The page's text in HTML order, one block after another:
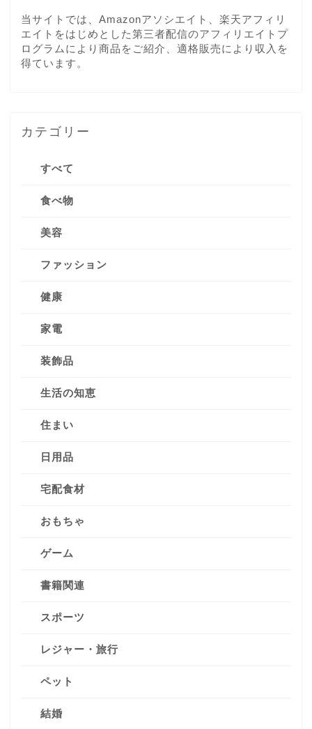
当サイトでは、Amazonアソシエイト、楽天アフィリ
エイトをはじめとした第三者配信のアフィリエイトプ
ログラムにより商品をご紹介、適格販売により収入を
得ています。
カテゴリー
すべて
食べ物
美容
ファッション
健康
家電
装飾品
生活の知恵
住まい
日用品
宅配食材
おもちゃ
ゲーム
書籍関連
スポーツ
レジャー・旅行
ペット
結婚